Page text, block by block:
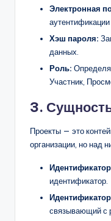
Электронная
аутентификации
Хэш пароля:
данных.
Роль:
Участник,
3.
Проекты — это
организации, но над
идентификатор.
связывающий с